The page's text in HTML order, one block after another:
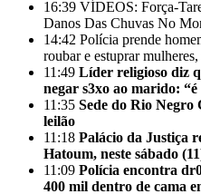
16:39 VÍDEOS: Força-
Danos Das Chuvas No
14:42 Polícia prende
roubar e estuprar
11:49 Líder religioso diz
negar s3xo ao marido:
11:35 Sede do Rio Negro
leilão
11:18 Palácio da Justiça
Hatoum, neste sábado
11:09 Polícia encontra
400 mil dentro de cama